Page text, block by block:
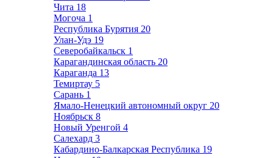
Чита 18
Могоча 1
Республика Бурятия 20
Улан-Удэ 19
Северобайкальск 1
Карагандинская область 20
Караганда 13
Темиртау 5
Сарань 1
Ямало-Ненецкий автономный округ 20
Ноябрьск 8
Новый Уренгой 4
Салехард 3
Кабардино-Балкарская Республика 19